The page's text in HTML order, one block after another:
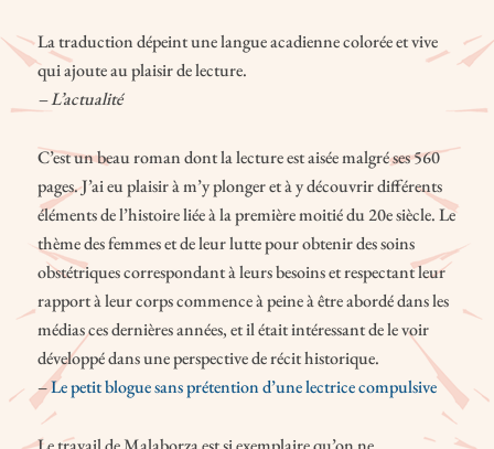
La traduction dépeint une langue acadienne colorée et vive
qui ajoute au plaisir de lecture.
– L’actualité
C’est un beau roman dont la lecture est aisée malgré ses 560
pages. J’ai eu plaisir à m’y plonger et à y découvrir différents
éléments de l’histoire liée à la première moitié du 20e siècle. Le
thème des femmes et de leur lutte pour obtenir des soins
obstétriques correspondant à leurs besoins et respectant leur
rapport à leur corps commence à peine à être abordé dans les
médias ces dernières années, et il était intéressant de le voir
développé dans une perspective de récit historique.
–Le petit blogue sans prétention d’une lectrice compulsive